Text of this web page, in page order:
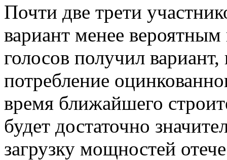
Почти две трети
вариант менее
голосов получил
потребление
время ближайшего
будет достаточно
загрузку мощностей